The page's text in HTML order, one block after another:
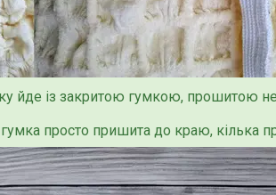
йде із закритою гумкою, прошитою
просто пришита до краю, кілька